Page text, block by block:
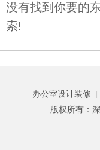
没有找到你要的
索!
办公室设计装修 |
版权所有：